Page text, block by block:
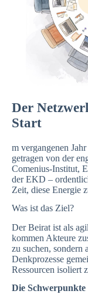
Der
Start
m vergangenen
getragen von der
Comenius-Institut,
derEKD –
Zeit, diese Energie
Was ist das Ziel?
Der Beirat ist als
kommen Akteure
zu suchen, sondern
Denkprozesse
Ressourcen isoliert
Die